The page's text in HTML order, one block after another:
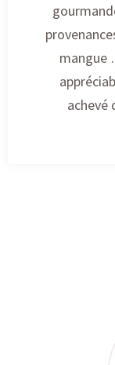
mangue
achevé